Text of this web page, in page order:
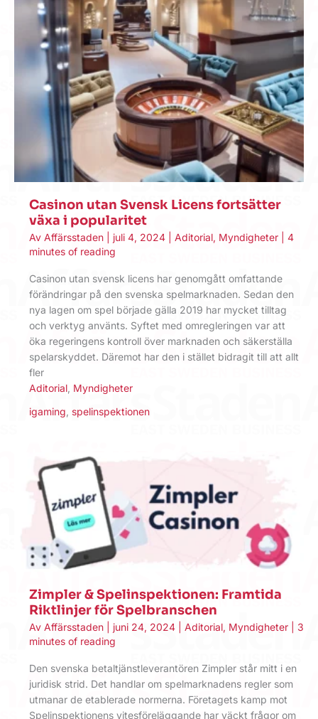
Casinon utan Svensk Licens fortsätter
växa i popularitet
Av Affärsstaden juli 4, 2024 Aditorial, Myndigheter
4
minutes of reading
Casinon utan svensk licens har genomgått omfattande
förändringar på den svenska spelmarknaden. Sedan den
nya lagen om spel började gälla 2019 har mycket tilltag
och verktyg använts. Syftet med omregleringen var att
öka regeringens kontroll över marknaden och säkerställa
spelarskyddet. Däremot har den i stället bidragit till att allt
fler
Aditorial Myndigheter
igaming spelinspektionen
Zimpler & Spelinspektionen: Framtida
Riktlinjer för Spelbranschen
Av Affärsstaden juni 24, 2024 Aditorial, Myndigheter
3
minutes of reading
Den svenska betaltjänstleverantören Zimpler står mitt i en
juridisk strid. Det handlar om spelmarknadens regler som
utmanar de etablerade normerna. Företagets kamp mot
Spelinspektionens vitesföreläggande har väckt frågor om